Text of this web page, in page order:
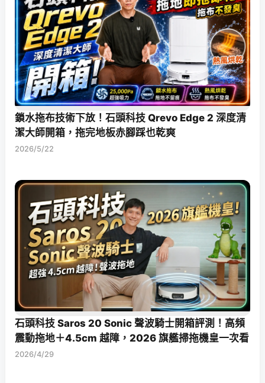
鎖水拖布技術下放！石頭科技 Qrevo Edge 2 深度清
潔大師開箱，拖完地板赤腳踩也乾爽
2026/5/22
石頭科技 Saros 20 Sonic 聲波騎士開箱評測！高頻
震動拖地＋4.5cm 越障，2026 旗艦掃拖機皇一次看
2026/4/29